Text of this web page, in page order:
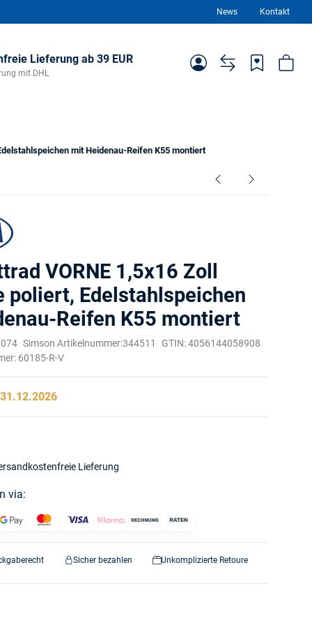
News Kontakt
Lieferung ab 39 EUR
mit DHL
mit Heidenau-Reifen K55 montiert
VORNE 1,5x16 Zoll
poliert, Edelstahlspeichen
Reifen K55 montiert
Simson Artikelnummer:344511 GTIN:4056144058908
60185-R-V
31.12.2026
Lieferung
via:
Sicher bezahlen Unkomplizierte Retoure